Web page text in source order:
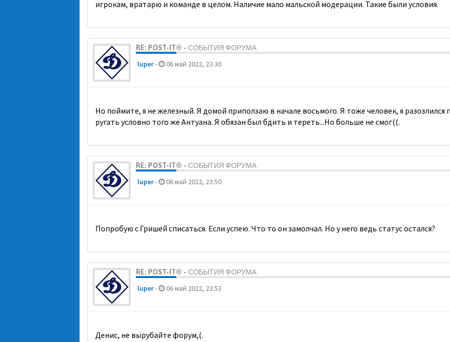
игрокам, вратарю и команде в целом. Наличие мало мальской модерации. Такие были условия.
RE: POST-IT® - СОБЫТИЯ ФОРУМА
luper- 06 май 2022, 23:30
Но поймите, я не железный. Я домой приползаю в начале восьмого. Я тоже человек, я разозлился
ругать условно того же Антуана. Я обязан был бдить и тереть...Но больше не смог((.
RE: POST-IT® - СОБЫТИЯ ФОРУМА
luper- 06 май 2022, 23:50
Попробую с Гришей списаться. Если успею. Что то он замолчал. Но у него ведь статус остался?
RE: POST-IT® - СОБЫТИЯ ФОРУМА
luper- 06 май 2022, 23:53
Денис, не вырубайте форум,(.